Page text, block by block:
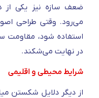
ضعف سازه نیز یکی از
می‌رود. وقتی طراحی
استفاده شود، مقاومت
در نهایت می‌شکند.
شرایط محیطی و اقلیمی
از دیگر دلایل شکستن